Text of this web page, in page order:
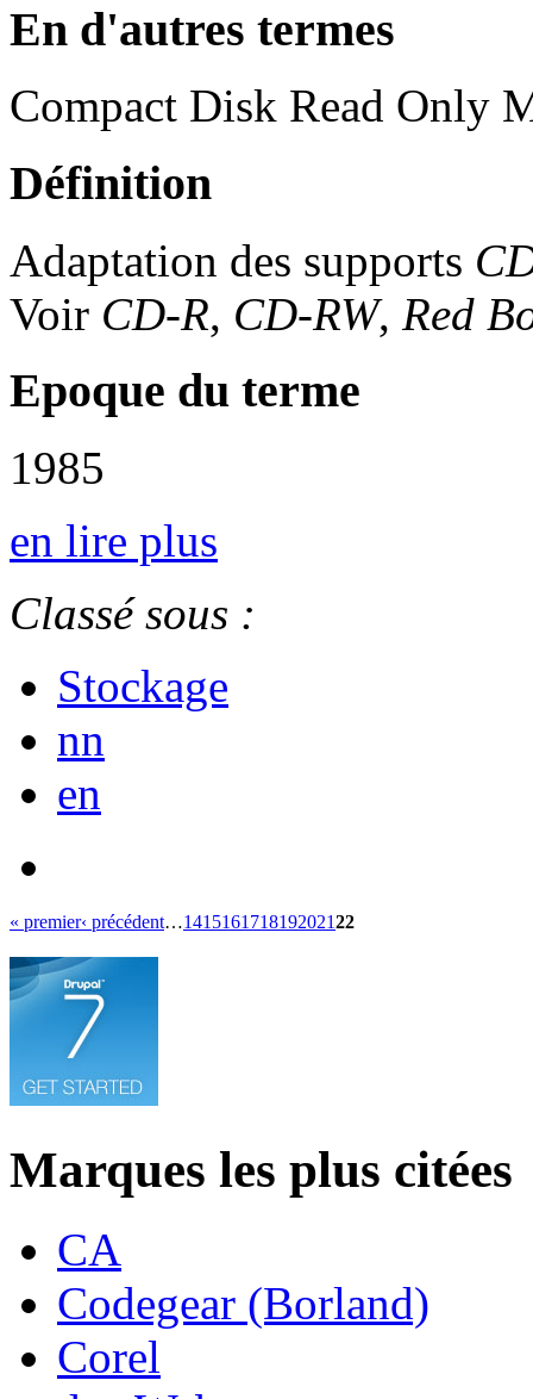
En d'autres termes
Compact Disk Read Only
Définition
Adaptation des supports
Voir CD-R, CD-RW, Red
Epoque du terme
1985
en lire plus
Classé sous :
Stockage
nn
en
« premier‹ précédent…141516171819202122
Marques les plus citées
CA
Codegear (Borland)
Corel